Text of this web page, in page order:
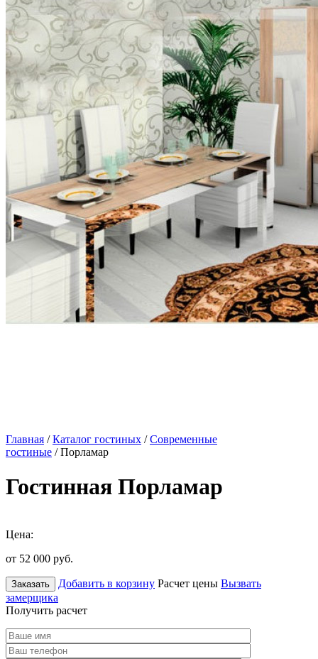
Главная /Каталог гостиных /Современные
гостиные / Порламар
Гостинная Порламар
Цена:
от 52 000 руб.
Заказать Добавить в корзину Расчет цены Вызвать
замерщика
Получить расчет